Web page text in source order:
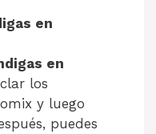
en
en
los
y luego
puedes